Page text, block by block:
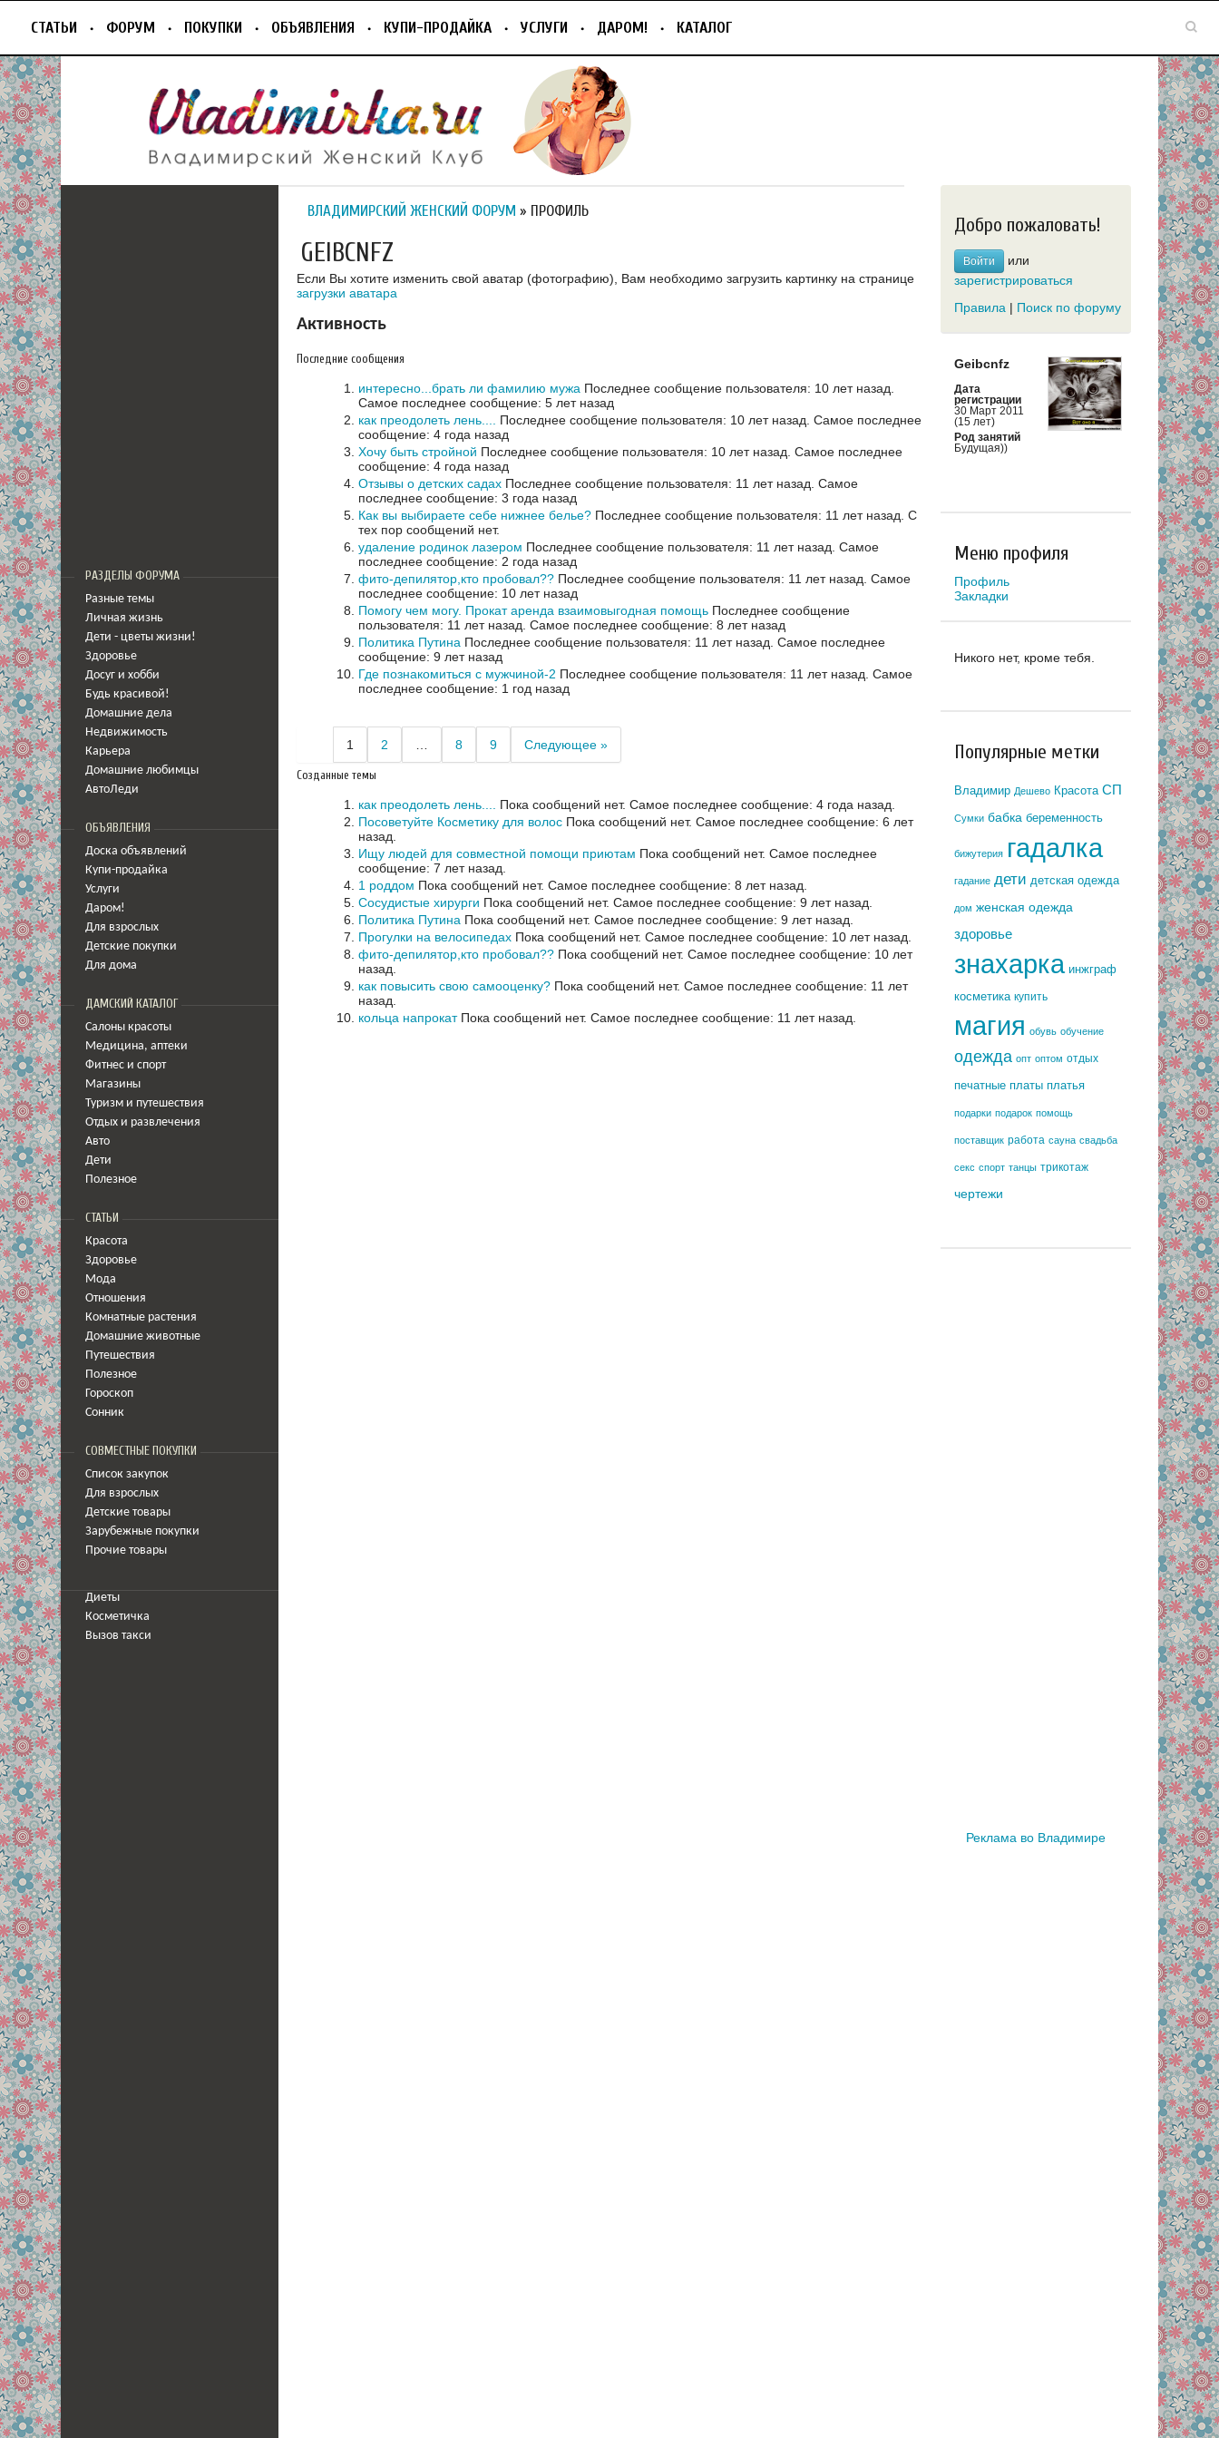
СТАТЬИ ФОРУМ ПОКУПКИ ОБЪЯВЛЕНИЯ КУПИ-ПРОДАЙКА УСЛУГИ ДАРОМ! КАТАЛОГ
РАЗДЕЛЫ ФОРУМА
Разные темы
Личная жизнь
Дети - цветы жизни!
Здоровье
Досуг и хобби
Будь красивой!
Домашние дела
Недвижимость
Карьера
Домашние любимцы
АвтоЛеди
ОБЪЯВЛЕНИЯ
Доска объявлений
Купи-продайка
Услуги
Даром!
Для взрослых
Детские покупки
Для дома
ДАМСКИЙ КАТАЛОГ
Салоны красоты
Медицина, аптеки
Фитнес и спорт
Магазины
Туризм и путешествия
Отдых и развлечения
Авто
Дети
Полезное
СТАТЬИ
Красота
Здоровье
Мода
Отношения
Комнатные растения
Домашние животные
Путешествия
Полезное
Гороскоп
Сонник
СОВМЕСТНЫЕ ПОКУПКИ
Список закупок
Для взрослых
Детские товары
Зарубежные покупки
Прочие товары
Диеты
Косметичка
Вызов такси
ВЛАДИМИРСКИЙ ЖЕНСКИЙ ФОРУМ » ПРОФИЛЬ
GEIBCNFZ
Если Вы хотите изменить свой аватар (фотографию), Вам необходимо загрузить картинку на странице
загрузки аватара
Активность
Последние сообщения
интересно...брать ли фамилию мужа Последнее сообщение пользователя: 10 лет назад.
Самое последнее сообщение: 5 лет назад
как преодолеть лень....
Последнее сообщение пользователя: 10 лет назад. Самое последнее
сообщение: 4 года назад
Хочу быть стройной Последнее сообщение пользователя: 10 лет назад. Самое последнее
сообщение: 4 года назад
Отзывы о детских садах Последнее сообщение пользователя: 11 лет назад. Самое
последнее сообщение: 3 года назад
Как вы выбираете себе нижнее белье? Последнее сообщение пользователя: 11 лет назад. С
тех пор сообщений нет.
удаление родинок лазером Последнее сообщение пользователя: 11 лет назад. Самое
последнее сообщение: 2 года назад
фито-депилятор,кто пробовал?? Последнее сообщение пользователя: 11 лет назад. Самое
последнее сообщение: 10 лет назад
Помогу чем могу. Прокат аренда взаимовыгодная помощь Последнее сообщение
пользователя: 11 лет назад. Самое последнее сообщение: 8 лет назад
Политика Путина Последнее сообщение пользователя: 11 лет назад. Самое последнее
сообщение: 9 лет назад
Где познакомиться с мужчиной-2 Последнее сообщение пользователя: 11 лет назад. Самое
последнее сообщение: 1 год назад
1 2 8 9 Следующее »
Созданные темы
как преодолеть лень.... Пока сообщений нет. Самое последнее сообщение: 4 года назад.
Посоветуйте Косметику для волос Пока сообщений нет. Самое последнее сообщение: 6 лет
назад.
Ищу людей для совместной помощи приютам Пока сообщений нет. Самое последнее
сообщение: 7 лет назад.
1 роддом Пока сообщений нет. Самое последнее сообщение: 8 лет назад.
Сосудистые хирурги Пока сообщений нет. Самое последнее сообщение: 9 лет назад.
Политика Путина Пока сообщений нет. Самое последнее сообщение: 9 лет назад.
Прогулки на велосипедах Пока сообщений нет. Самое последнее сообщение: 10 лет назад.
фито-депилятор,кто пробовал?? Пока сообщений нет. Самое последнее сообщение: 10 лет
назад.
как повысить свою самооценку? Пока сообщений нет. Самое последнее сообщение: 11 лет
назад.
кольца напрокатПока сообщений нет. Самое последнее сообщение: 11 лет назад.
Добро пожаловать!
Войти
или
зарегистрироваться
Правила | Поиск по форуму
Geibcnfz
Дата
регистрации
30 Март 2011
(15 лет)
Род занятий
Будущая))
Меню профиля
Профиль
Закладки
Никого нет, кроме тебя.
Популярные метки
Владимир Дешево Красота СП
Сумки бабка беременность
бижутерия гадалка
гадание дети детская одежда
дом женская одежда
здоровье
знахарка инжграф
косметика купить
магия обувь обучение
одежда опт оптом отдых
печатные платы платья
подарки подарок помощь
поставщик работа сауна свадьба
секс спорт танцы трикотаж
чертежи
Реклама во Владимире